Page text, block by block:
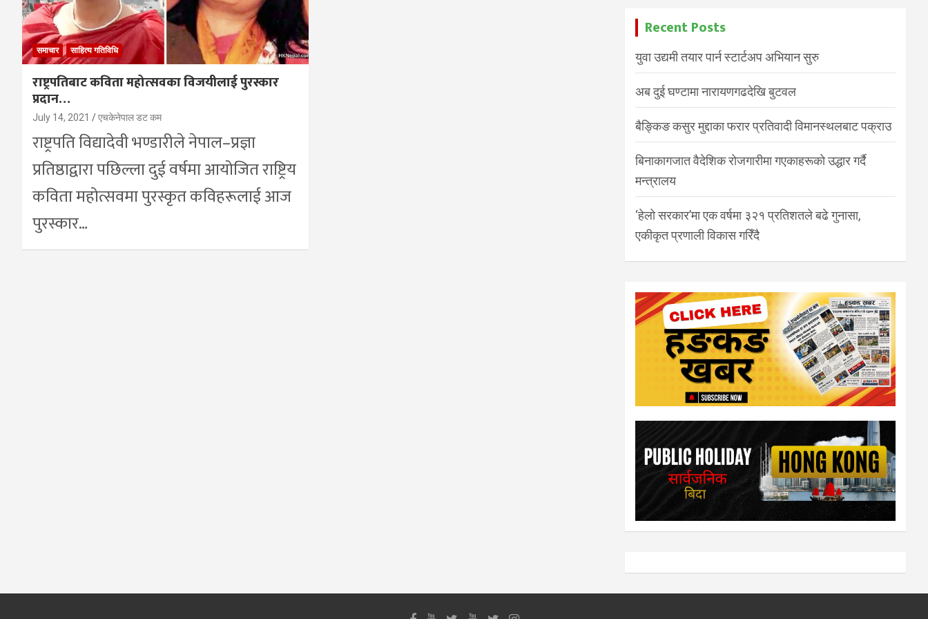
समाचार साहित्य गतिविधि
राष्ट्रपतिबाट कविता महोत्सवका विजयीलाई पुरस्कार
प्रदान…
July 14, 2021 एचकेनेपाल डट कम
राष्ट्रपति विद्यादेवी भण्डारीले नेपाल–प्रज्ञा
प्रतिष्ठाद्वारा पछिल्ला दुई वर्षमा आयोजित राष्ट्रिय
कविता महोत्सवमा पुरस्कृत कविहरूलाई आज
पुरस्कार…
Recent Posts
युवा उद्यमी तयार पार्न स्टार्टअप अभियान सुरु
अब दुई घण्टामा नारायणगढदेखि बुटवल
बैङ्किङ कसुर मुद्दाका फरार प्रतिवादी विमानस्थलबाट पक्राउ
बिनाकागजात वैदेशिक रोजगारीमा गएकाहरूको उद्धार गर्दै
मन्त्रालय
‘हेलो सरकार’मा एक वर्षमा ३२१ प्रतिशतले बढे गुनासा,
एकीकृत प्रणाली विकास गरिँदै